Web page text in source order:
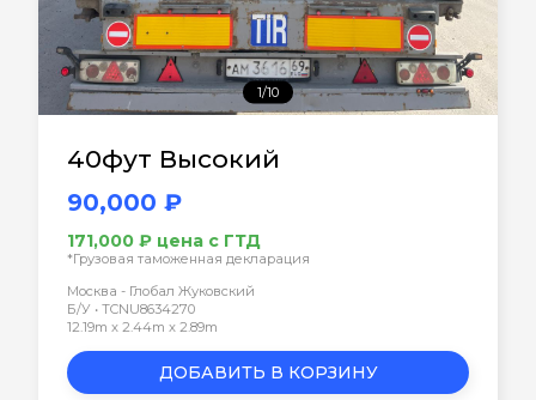
1/10
40фут Высокий
90,000 ₽
171,000 ₽ цена с ГТД
*Грузовая таможенная декларация
Москва - Глобал Жуковский
Б/У • TCNU8634270
12.19m x 2.44m x 2.89m
ДОБАВИТЬ В КОРЗИНУ